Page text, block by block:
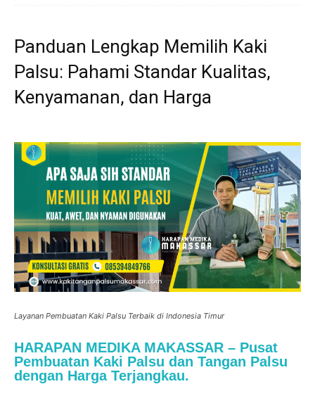
Panduan Lengkap Memilih Kaki
Palsu: Pahami Standar Kualitas,
Kenyamanan, dan Harga
Layanan Pembuatan Kaki Palsu Terbaik di Indonesia Timur
HARAPAN MEDIKA MAKASSAR – Pusat
Pembuatan Kaki Palsu dan Tangan Palsu
dengan Harga Terjangkau.